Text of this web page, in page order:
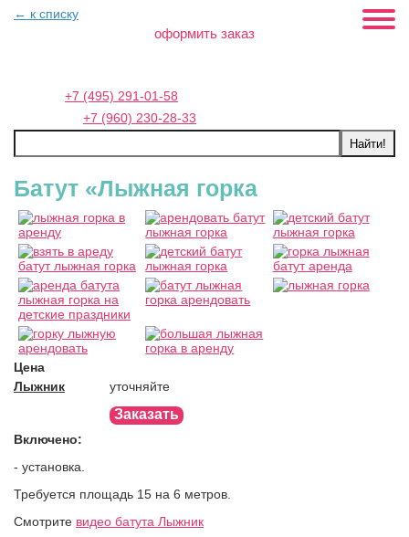
← к списку
оформить заказ
+7 (495) 291-01-58
+7 (960) 230-28-33
Батут «Лыжная горка
Цена
Лыжник
уточняйте
Заказать
Включено:
- установка.
Требуется площадь 15 на 6 метров.
Смотрите видео батута Лыжник